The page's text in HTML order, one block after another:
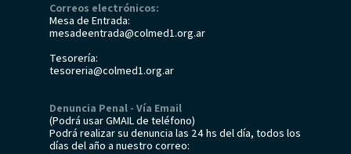
Correos electrónicos:
Mesa de Entrada:
mesadeentrada@colmed1.org.ar
Tesorería:
tesoreria@colmed1.org.ar
Denuncia Penal - Vía Email
(Podrá usar GMAIL de teléfono)
Podrá realizar su denuncia las 24 hs del día, todos los
días del año a nuestro correo: